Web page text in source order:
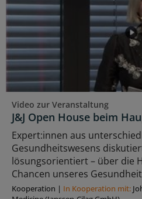
Video zur Veranstaltung
J&J Open House beim
Expert:innen aus
Gesundheitswesens
lösungsorientiert – über die
Chancen unseres
Kooperation | In Kooperation mit: